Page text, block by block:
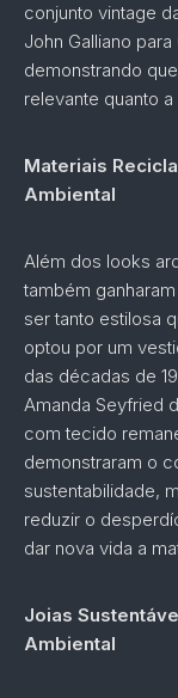
conjunto vintage
John Galliano
demonstrando
relevante quanto
Materiais
Ambiental
Além dos looks
também
ser tanto estilosa
optou por um
das décadas de
Amanda Seyfried
com tecido
demonstraram o
sustentabilidade,
reduzir o
dar nova vida a
Joias
Ambiental